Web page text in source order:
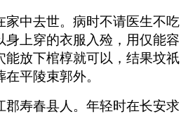
家中去世。病时不请医生不吃
身上穿的衣服入殓，用仅能容
能放下棺椁就可以，结果坟祇
平陵束郭外。
郡寿春县人。年轻时在长安求